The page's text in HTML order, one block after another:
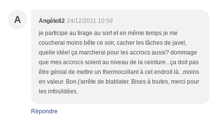
A Angèle82 24/12/2011 10:59
je participe au tirage au sort et en même temps je me
coucherai moins bête ce soir, cacher les tâches de javel,
quelle idée! ça marcherai pour les accrocs aussi? dommage
que mes accrocs soient au niveau de la ceinture...ça doit pas
être génial de mettre un thermocollant à cet endroit là...moins
en valeur. Bon j'arrête de blablater. Bises à toutes, merci pour
les infos/idées.
Répondre